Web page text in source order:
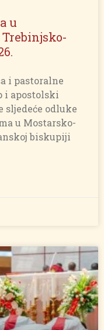
u
i pastoralne
i apostolski
sljedeće odluke
u Mostarsko-
biskupiji